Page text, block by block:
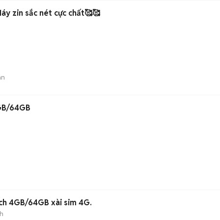
zin sắc nét cực chất🥰🥰
64GB
4GB/64GB xài sim 4G.